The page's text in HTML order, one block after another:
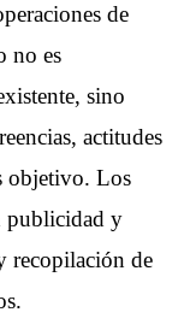
de
no es
sino
actitudes
objetivo. Los
publicidad y
recopilación de